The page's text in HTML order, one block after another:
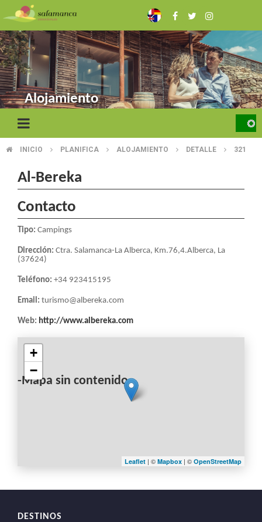
to
main
content
Alojamiento
BREADCRUMB
INICIO PLANIFICA ALOJAMIENTO DETALLE 321
Al-Bereka
Contacto
Tipo: Campings
Dirección: Ctra. Salamanca-La Alberca, Km.76,4.Alberca, La
(37624)
Teléfono: +34 923415195
Email: turismo@albereka.com
Web: http://www.albereka.com
-Mapa sin contenido-
+
−
Leaflet | © Mapbox | © OpenStreetMap
DESTINOS